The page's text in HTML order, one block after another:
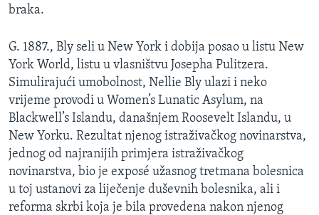
braka.
G. 1887., Bly seli u New York i dobija posao u listu New
York World, listu u vlasništvu Josepha Pulitzera.
Simulirajući umobolnost, Nellie Bly ulazi i neko
vrijeme provodi u Women’s Lunatic Asylum, na
Blackwell’s Islandu, današnjem Roosevelt Islandu, u
New Yorku. Rezultat njenog istraživačkog novinarstva,
jednog od najranijih primjera istraživačkog
novinarstva, bio je exposé užasnog tretmana bolesnica
u toj ustanovi za liječenje duševnih bolesnika, ali i
reforma skrbi koja je bila provedena nakon njenog